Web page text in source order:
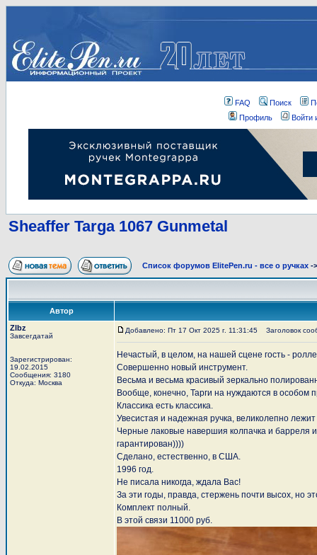
FAQ Поиск
Профиль
Войти
Sheaffer Targa 1067 Gunmetal
Список форумов ElitePen.ru - все о ручках -
Автор
Zlbz
Завсегдатай
Зарегистрирован:
19.02.2015
Сообщения: 3180
Откуда: Москва
Добавлено: Пт 17 Окт 2025 г. 11:31:45 Заголовок
Нечастый, в целом, на нашей сцене гость -
Совершенно новый инструмент.
Весьма и весьма красивый зеркально
Вообще, конечно, Тарги на нуждаются в особом
Классика есть классика.
Увесистая и надежная ручка, великолепно лежит
Черные лаковые навершия колпачка и барреля
гарантирован))))
Сделано, естественно, в США.
1996 год.
Не писала никогда, ждала Вас!
За эти годы, правда, стержень почти высох, но
Комплект полный.
В этой связи 11000 руб.